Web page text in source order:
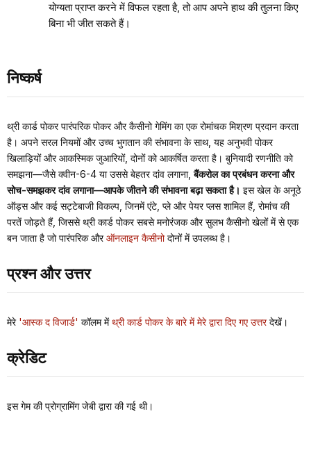
योग्यता प्राप्त करने में विफल रहता है, तो आप अपने हाथ की तुलना किए
बिना भी जीत सकते हैं।
निष्कर्ष
थ्री कार्ड पोकर पारंपरिक पोकर और कैसीनो गेमिंग का एक रोमांचक मिश्रण प्रदान करता
है। अपने सरल नियमों और उच्च भुगतान की संभावना के साथ, यह अनुभवी पोकर
खिलाड़ियों और आकस्मिक जुआरियों, दोनों को आकर्षित करता है। बुनियादी रणनीति को
समझना—जैसे क्वीन-6-4 या उससे बेहतर दांव लगाना,बैंकरोल का प्रबंधन करना और
सोच-समझकर दांव लगाना—आपके जीतने की संभावना बढ़ा सकता है। इस खेल के अनूठे
ऑड्स और कई सट्टेबाजी विकल्प, जिनमें एंटे, प्ले और पेयर प्लस शामिल हैं, रोमांच की
परतें जोड़ते हैं, जिससे थ्री कार्ड पोकर सबसे मनोरंजक और सुलभ कैसीनो खेलों में से एक
बन जाता है जो पारंपरिक औरऑनलाइन कैसीनोदोनों में उपलब्ध है।
प्रश्न और उत्तर
मेरे 'आस्क द विजार्ड' कॉलम मेंथ्री कार्ड पोकर के बारे में मेरे द्वारा दिए गए उत्तरदेखें।
क्रेडिट
इस गेम की प्रोग्रामिंग जेबी द्वारा की गई थी।